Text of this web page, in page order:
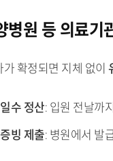
원 등 의료기
확정되면 지체 없이
수 정산: 입원 전날까
빙 제출: 병원에서 발